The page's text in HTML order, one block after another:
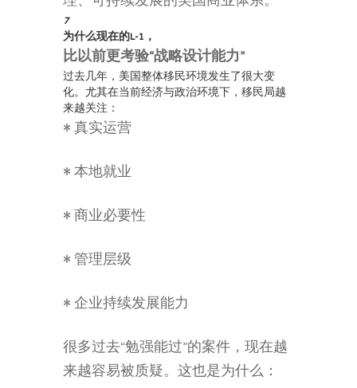
7
为什么现在的L-1，
比以前更考验“战略设计能力”
过去几年，美国整体移民环境发生了很大变
化。尤其在当前经济与政治环境下，移民局越
来越关注：
• 真实运营
• 本地就业
• 商业必要性
• 管理层级
• 企业持续发展能力
很多过去“勉强能过”的案件，现在越
来越容易被质疑。这也是为什么：